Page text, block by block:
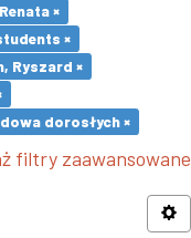
×
×
Ryszard ×
dorosłych ×
filtry zaawansowane